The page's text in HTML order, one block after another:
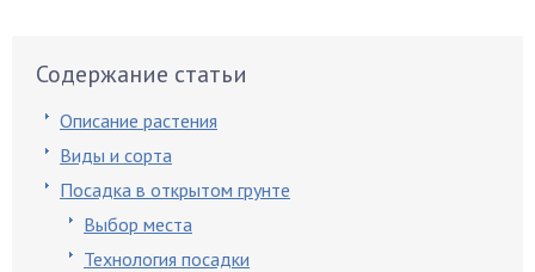
Содержание статьи
Описание растения
Виды и сорта
Посадка в открытом грунте
Выбор места
Технология посадки